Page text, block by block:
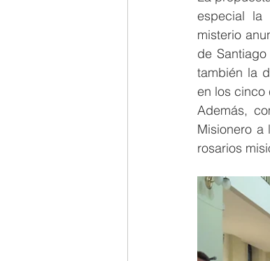
especial la
misterio
de
también la
en los cinco
Además,
Misionero a
rosarios